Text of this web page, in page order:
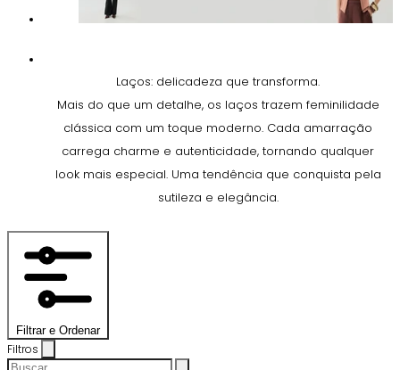
Laços: delicadeza que transforma.
Mais do que um detalhe, os laços trazem feminilidade
clássica com um toque moderno. Cada amarração
carrega charme e autenticidade, tornando qualquer
look mais especial. Uma tendência que conquista pela
sutileza e elegância.
Filtrar e Ordenar
Filtros